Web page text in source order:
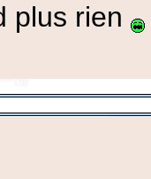
plus rien